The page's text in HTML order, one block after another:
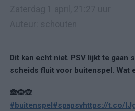
Dit kan echt niet. PSV lijkt te gaan
scheids fluit voor buitenspel. Wat
🙈🙉🙊
#buitenspel#spapsvhttps://t.co/